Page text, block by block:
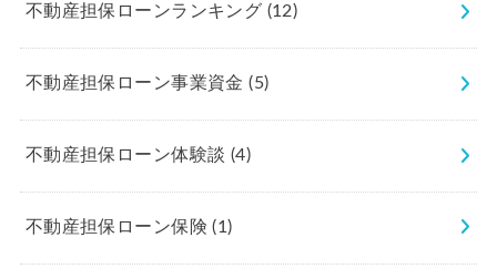
不動産担保ローンランキング (12)
不動産担保ローン事業資金(5)
不動産担保ローン体験談 (4)
不動産担保ローン保険(1)